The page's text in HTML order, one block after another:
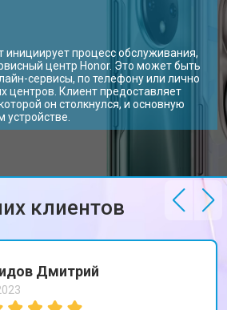
инициирует процесс обслуживания,
центр Honor. Это может быть
сервисы, по телефону или лично
центров. Клиент предоставляет
он столкнулся, и основную
клиентов
Дмитрий